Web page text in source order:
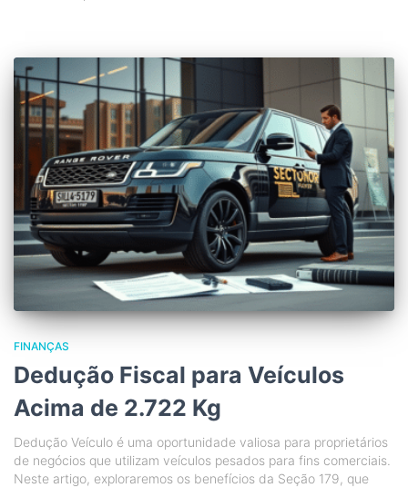
FINANÇAS
Dedução Fiscal para Veículos
Acima de 2.722 Kg
Dedução Veículo é uma oportunidade valiosa para proprietários
de negócios que utilizam veículos pesados para fins comerciais.
Neste artigo, exploraremos os benefícios da Seção 179, que